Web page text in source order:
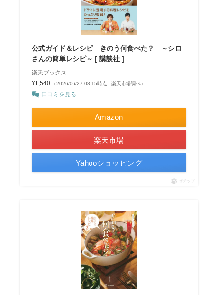
公式ガイド＆レシピ きのう何食べた？ ～シロ
さんの簡単レシピ～ [ 講談社 ]
楽天ブックス
¥1,540
（2026/06/27 08:15時点 | 楽天市場調べ）
口コミを見る
Amazon
楽天市場
Yahooショッピング
ポチップ